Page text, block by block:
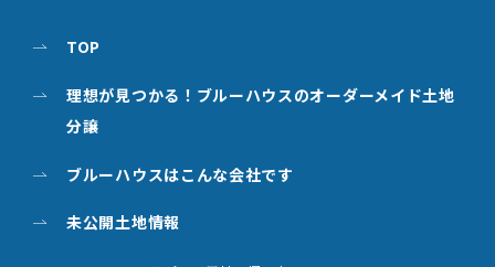
TOP
理想が見つかる！ブルーハウスのオーダーメイド土地
分譲
ブルーハウスはこんな会社です
未公開土地情報